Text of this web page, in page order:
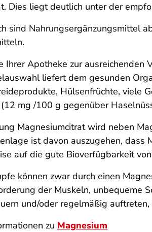
Dies liegt deutlich unter der
sind Nahrungsergänzungsmittel
Ihrer Apotheke zur ausreichenden
liefert dem gesunden
Hülsenfrüchte, viele
mg /100 g gegenüber
Magnesiumcitrat wird neben
ist davon auszugehen, dass
auf die gute Bioverfügbarkeit
können zwar durch einen
der Muskeln, unbequeme
und/oder regelmäßig
zu Magnesium